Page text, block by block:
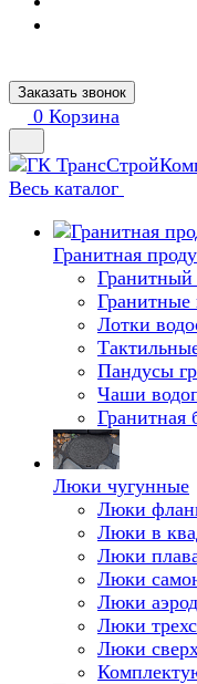
Заказать звонок
0 Корзина
Весь каталог
Гранитная
Лотки
Пандусы
Чаши
Гранитная
Люки чугунные
Люки
Люки в
Люки
Люки
Люки
Люки
Люки